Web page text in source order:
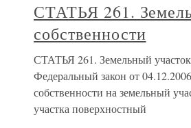
СТАТЬЯ 261.
собственности
СТАТЬЯ 261. Земельный
Федеральный закон от
собственности на земельный
участка поверхностный